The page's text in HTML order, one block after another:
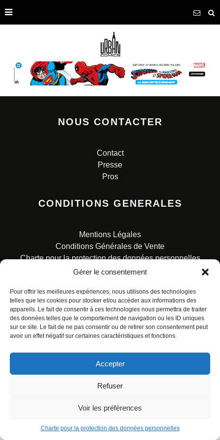
Gérer le consentement
Pour offrir les meilleures expériences, nous utilisons des technologies
telles que les cookies pour stocker et/ou accéder aux informations des
appareils. Le fait de consentir à ces technologies nous permettra de traiter
des données telles que le comportement de navigation ou les ID uniques
sur ce site. Le fait de ne pas consentir ou de retirer son consentement peut
avoir un effet négatif sur certaines caractéristiques et fonctions.
Accepter
Refuser
Voir les préférences
Charte pour la protection des données personnelles
NOUS CONTACTER
Contact
Presse
Pros
CONDITIONS GENERALES
Mentions Légales
Conditions Générales de Vente
Charte pour la protection des données personnelles
© ALL RIGHTS RESERVED. URBAN COMICS POUR LES
ÉDITIONS FRANÇAISES.